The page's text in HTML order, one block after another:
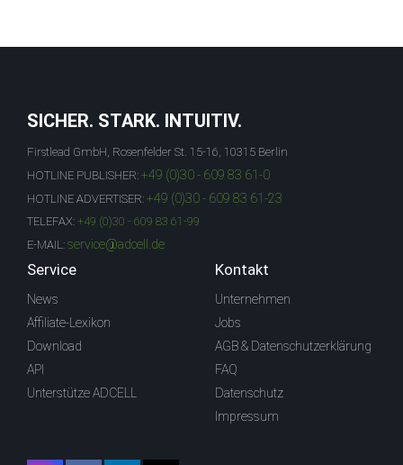
SICHER. STARK. INTUITIV.
Firstlead GmbH, Rosenfelder St. 15-16, 10315 Berlin
HOTLINE PUBLISHER: +49 (0)30 - 609 83 61-0
HOTLINE ADVERTISER: +49 (0)30 - 609 83 61-23
TELEFAX: +49 (0)30 - 609 83 61-99
E-MAIL: service@adcell.de
Service
News
Affiliate-Lexikon
Download
API
Unterstütze ADCELL
Kontakt
Unternehmen
Jobs
AGB & Datenschutzerklärung
FAQ
Datenschutz
Impressum